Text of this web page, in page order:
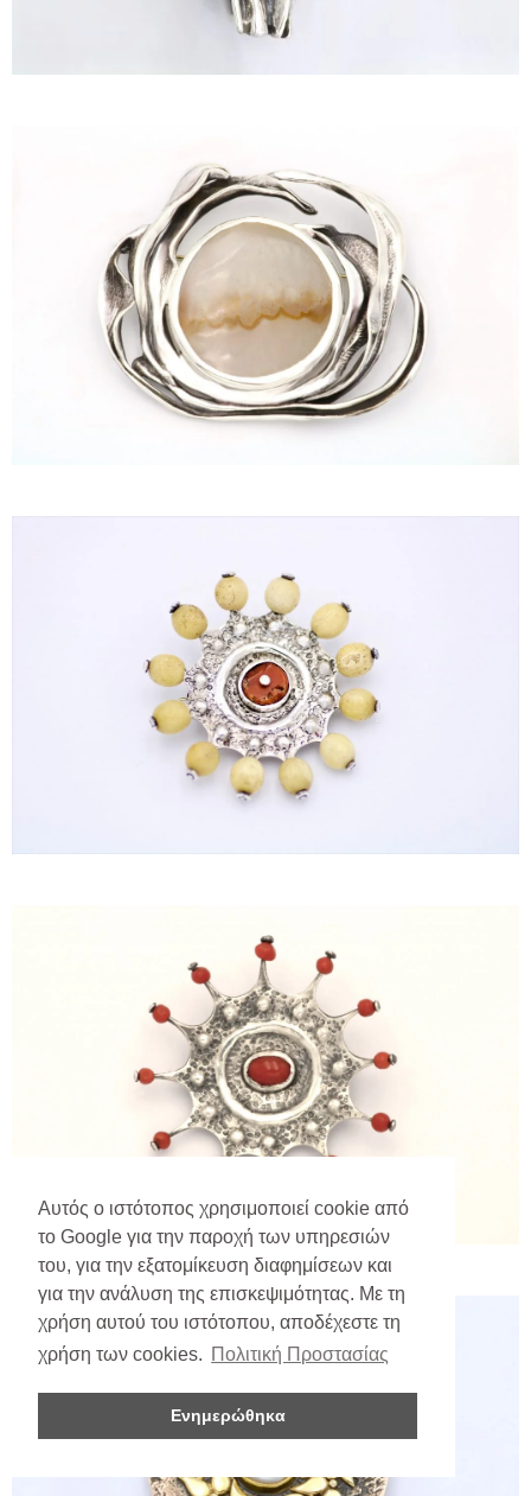
Αυτός ο ιστότοπος χρησιμοποιεί cookie από
το Google για την παροχή των υπηρεσιών
του, για την εξατομίκευση διαφημίσεων και
για την ανάλυση της επισκεψιμότητας. Με τη
χρήση αυτού του ιστότοπου, αποδέχεστε τη
χρήση των cookies. Πολιτική Προστασίας
Ενημερώθηκα